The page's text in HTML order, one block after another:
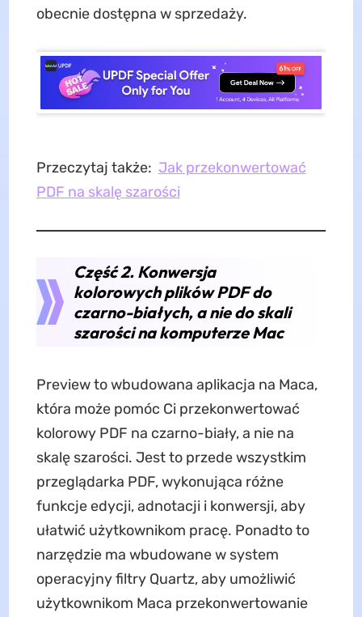
obecnie dostępna w sprzedaży.
Przeczytaj także: Jak przekonwertować
PDF na skalę szarości
Część 2. Konwersja
kolorowych plików PDF do
czarno-białych, a nie do skali
szarości na komputerze Mac
Preview to wbudowana aplikacja na Maca,
która może pomóc Ci przekonwertować
kolorowy PDF na czarno-biały, a nie na
skalę szarości. Jest to przede wszystkim
przeglądarka PDF, wykonująca różne
funkcje edycji, adnotacji i konwersji, aby
ułatwić użytkownikom pracę. Ponadto to
narzędzie ma wbudowane w system
operacyjny filtry Quartz, aby umożliwić
użytkownikom Maca przekonwertowanie